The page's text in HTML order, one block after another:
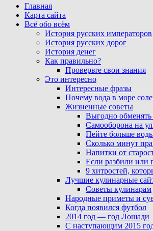
Главная
Карта сайта
Всё обо всём
История русских императоров
История русских дорог
История денег
Как правильно?
Проверьте свои знания
Это интересно
Интересные фразы
Почему вода в море
Жизненные советы
Выгодно
Самооборона на
Пейте больше
Сколько минут
Напитки от
Если разбили или
9 хитростей,
Лучшие кулинарные
Советы кулинарам
Народные приметы и
Когда появился футбол
2014 год — год Лошади
С наступающим 2015